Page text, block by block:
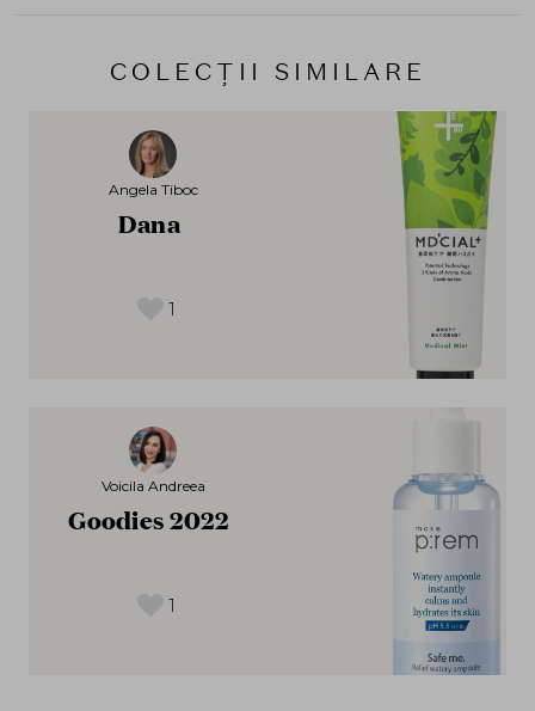
COLECȚII SIMILARE
Angela Tiboc
Dana
1
Voicila Andreea
Goodies 2022
1